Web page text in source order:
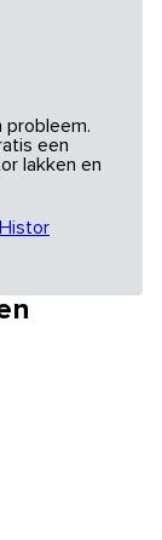
probleem.
een
lakken en